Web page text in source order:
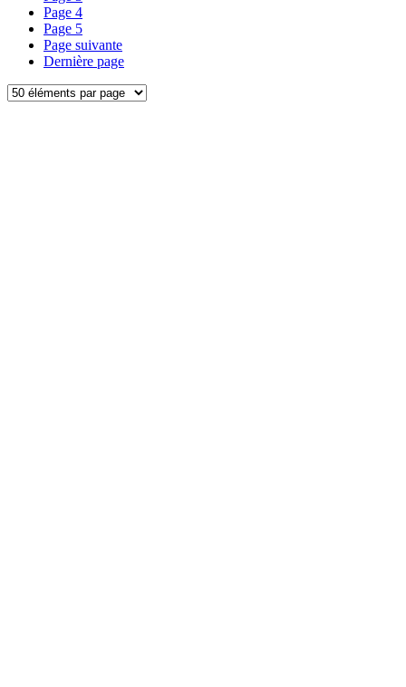
Page 4
Page 5
Page suivante
Dernière page